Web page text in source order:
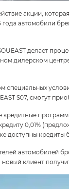
акции,
года автомобили
делает
дилерском
специальных
S07, смогут
кредитные
0,01%
доступны кредиты
автомобилей
новый клиент